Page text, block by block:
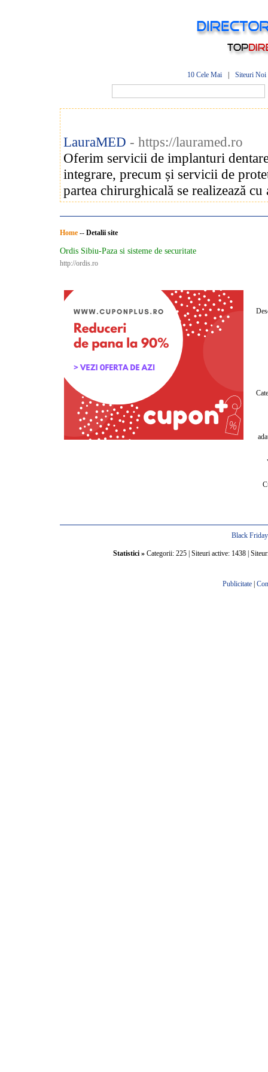
10 Cele Mai Siteuri Noi
LauraMED - https://lauramed.ro
Oferim servicii de implanturi
integrare, precum și servicii de
partea chirurghicală se realizează
Home -- Detalii site
Ordis Sibiu-Paza si sisteme de securitate
http://ordis.ro
Black
Statistici »Categorii: 225 | Siteuri active: 1438 |
Publicitate|